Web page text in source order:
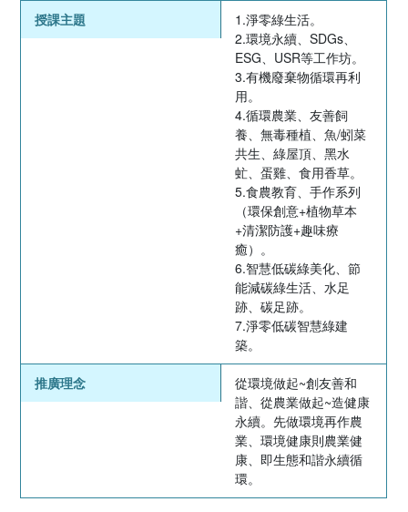
授課主題
1.淨零綠生活。
2.環境永續、SDGs、
ESG、USR等工作坊。
3.有機廢棄物循環再利
用。
4.循環農業、友善飼
養、無毒種植、魚/蚓菜
共生、綠屋頂、黑水
虻、蛋雞、食用香草。
5.食農教育、手作系列
（環保創意+植物草本
+清潔防護+趣味療
癒）。
6.智慧低碳綠美化、節
能減碳綠生活、水足
跡、碳足跡。
7.淨零低碳智慧綠建
築。
推廣理念
從環境做起~創友善和
諧、從農業做起~造健康
永續。先做環境再作農
業、環境健康則農業健
康、即生態和諧永續循
環。